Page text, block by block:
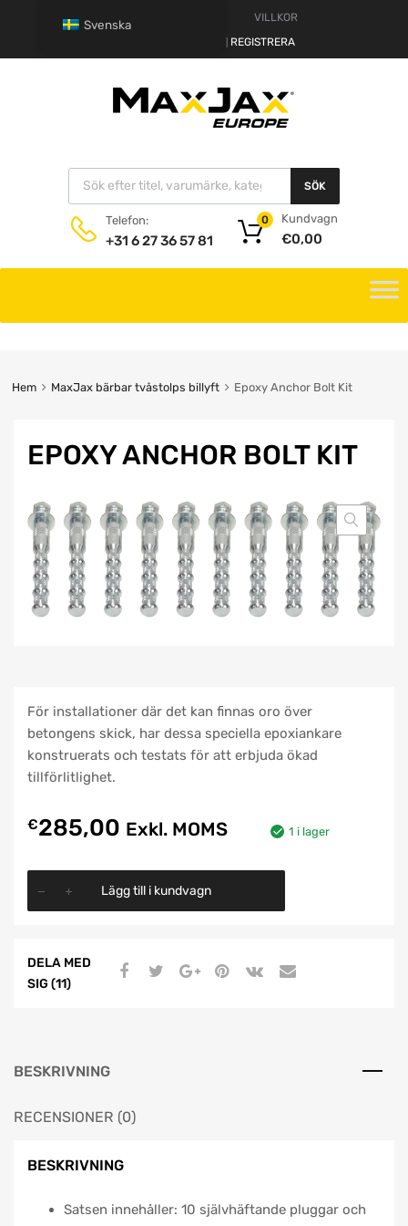
VILLKOR
REGISTRERA
SÖK
Telefon:
+31 6 27 36 57 81
Kundvagn
€0,00
0
Hem MaxJax bärbar tvåstolps billyft Epoxy Anchor Bolt Kit
EPOXY ANCHOR BOLT KIT
För installationer där det kan finnas oro över
betongens skick, har dessa speciella epoxiankare
konstruerats och testats för att erbjuda ökad
tillförlitlighet.
€285,00 Exkl. MOMS 1 i lager
Lägg till i kundvagn
DELA MED
SIG (11)
BESKRIVNING
RECENSIONER (0)
BESKRIVNING
Satsen innehåller: 10 självhäftande pluggar och
Svenska